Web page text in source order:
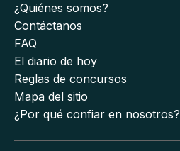
¿Quiénes somos?
Contáctanos
FAQ
El diario de hoy
Reglas de concursos
Mapa del sitio
¿Por qué confiar en nosotros?